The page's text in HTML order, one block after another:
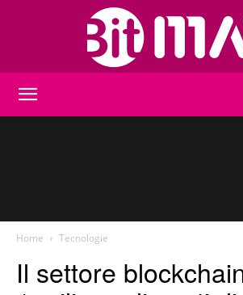
Home Tecnologie
Il settore